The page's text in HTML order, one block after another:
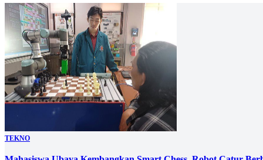
TEKNO